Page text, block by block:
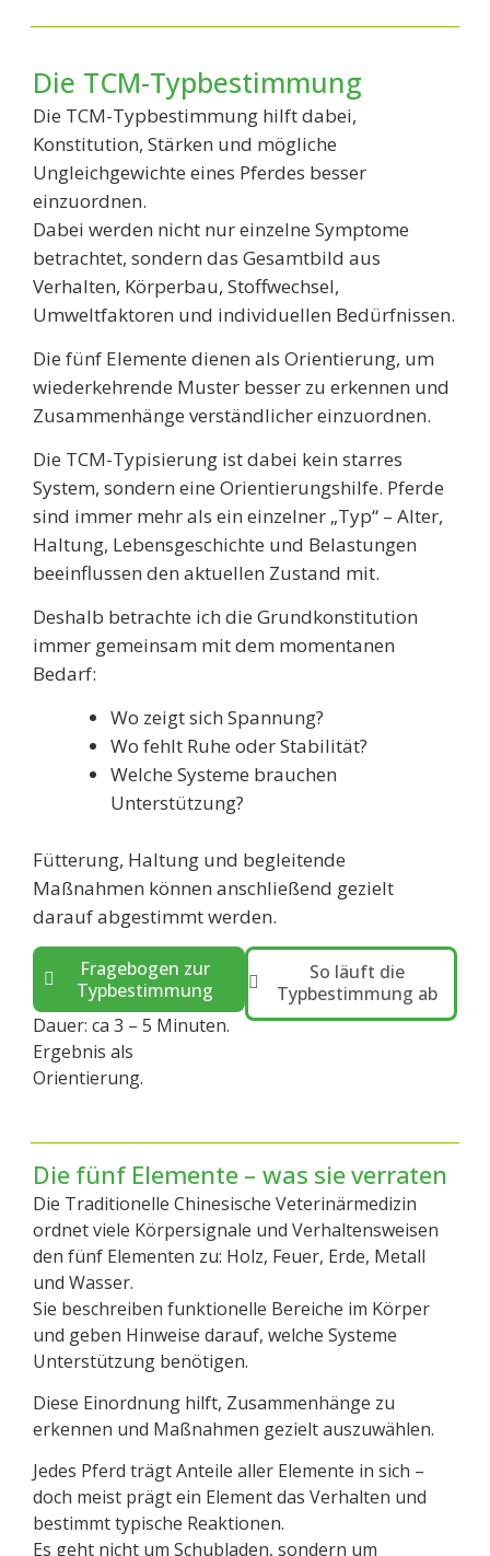
Die TCM-Typbestimmung
Die TCM-Typbestimmung hilft dabei,
Konstitution, Stärken und mögliche
Ungleichgewichte eines Pferdes besser
einzuordnen.
Dabei werden nicht nur einzelne Symptome
betrachtet, sondern das Gesamtbild aus
Verhalten, Körperbau, Stoffwechsel,
Umweltfaktoren und individuellen Bedürfnissen.
Die fünf Elemente dienen als Orientierung, um
wiederkehrende Muster besser zu erkennen und
Zusammenhänge verständlicher einzuordnen.
Die TCM-Typisierung ist dabei kein starres
System, sondern eine Orientierungshilfe. Pferde
sind immer mehr als ein einzelner „Typ“ – Alter,
Haltung, Lebensgeschichte und Belastungen
beeinflussen den aktuellen Zustand mit.
Deshalb betrachte ich die Grundkonstitution
immer gemeinsam mit dem momentanen
Bedarf:
Wo zeigt sich Spannung?
Wo fehlt Ruhe oder Stabilität?
Welche Systeme brauchen
Unterstützung?
Fütterung, Haltung und begleitende
Maßnahmen können anschließend gezielt
darauf abgestimmt werden.
Fragebogen zur
Typbestimmung
Dauer: ca 3 – 5 Minuten.
Ergebnis als
Orientierung.
So läuft die
Typbestimmung ab
Die fünf Elemente – was sie verraten
Die Traditionelle Chinesische Veterinärmedizin
ordnet viele Körpersignale und Verhaltensweisen
den fünf Elementen zu: Holz, Feuer, Erde, Metall
und Wasser.
Sie beschreiben funktionelle Bereiche im Körper
und geben Hinweise darauf, welche Systeme
Unterstützung benötigen.
Diese Einordnung hilft, Zusammenhänge zu
erkennen und Maßnahmen gezielt auszuwählen.
Jedes Pferd trägt Anteile aller Elemente in sich –
doch meist prägt ein Element das Verhalten und
bestimmt typische Reaktionen.
Es geht nicht um Schubladen, sondern um